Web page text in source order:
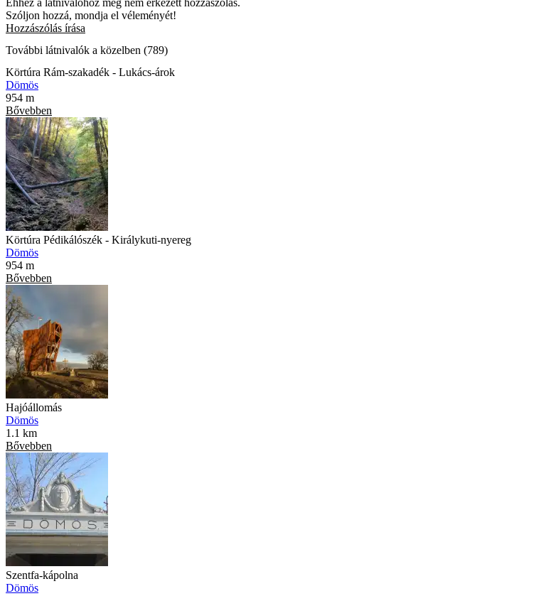
Szóljon hozzá, mondja el véleményét!
Hozzászólás írása
További látnivalók a közelben (789)
Körtúra Rám-szakadék - Lukács-árok
Dömös
954 m
Bővebben
Körtúra Pédikálószék - Királykuti-nyereg
Dömös
954 m
Bővebben
Hajóállomás
Dömös
1.1 km
Bővebben
Szentfa-kápolna
Dömös